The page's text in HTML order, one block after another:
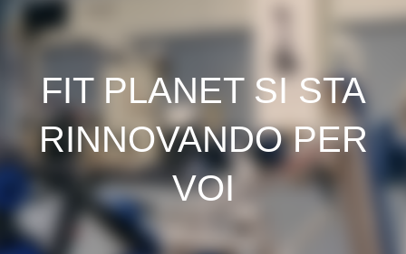
FIT PLANET SI STA
RINNOVANDO PER
VOI